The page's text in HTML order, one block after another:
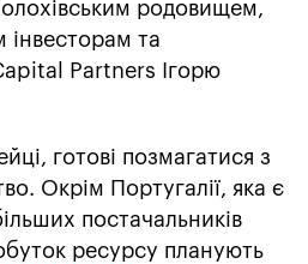
родовищем,
інвесторам та
Partners Ігорю
готові позмагатися з
Окрім Португалії, яка є
постачальників
ресурсу планують